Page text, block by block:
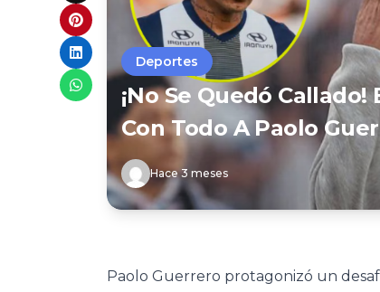
Deportes
¡No Se Quedó Callado!
Con Todo A Paolo
Hace 3 meses
Paolo Guerrero protagonizó un